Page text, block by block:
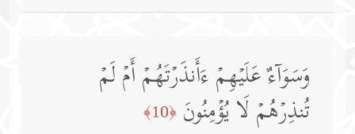
وَسَوَاۤءٌ عَلَیۡهِمۡ ءَأَنذَرۡتَهُمۡ أَمۡ لَمۡ
تُنذِرۡهُمۡ لَا یُؤۡمِنُونَ ﴿10﴾